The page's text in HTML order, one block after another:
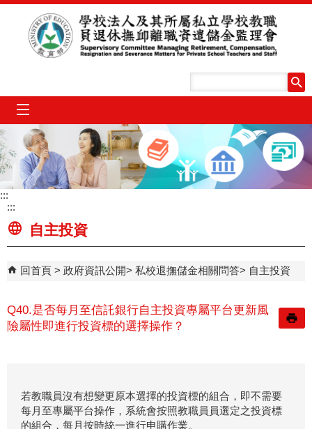
跳到主要內容區塊
:::
:::
自主投資
回首頁 政府資訊公開 私校退撫儲金相關問答 自主投資
Q40.是否每月至信託銀行自主投資專屬平台更新風
險屬性即進行投資標的選擇操作？
若教職員沒有想變更原本選擇的投資標的組合，即不需要
每月至專屬平台操作，系統會按照教職員員選定之投資標
的組合，每月按時統一進行申購作業。